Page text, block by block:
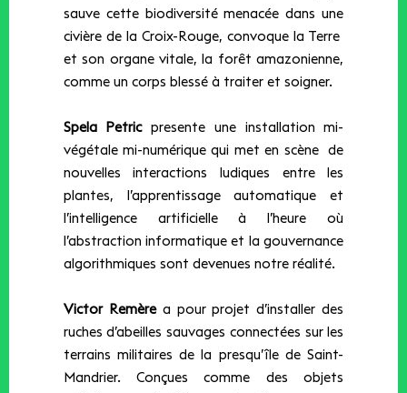
sauve cette biodiversité menacée dans une
civière de la Croix-Rouge, convoque la Terre
et son organe vitale, la forêt amazonienne,
comme un corps blessé à traiter et soigner.
Spela Petricpresente une installation mi-
végétale mi-numérique qui met en scène
de
nouvelles interactions ludiques entre les
plantes, l’apprentissage automatique et
l’intelligence artificielle à l’heure où
l’abstraction informatique et la gouvernance
algorithmiques sont devenues notre réalité.
Victor Remèrea pour projet d’installer des
ruches d’abeilles sauvages connectées sur les
terrains militaires de la presqu’île de Saint-
Mandrier. Conçues comme des objets